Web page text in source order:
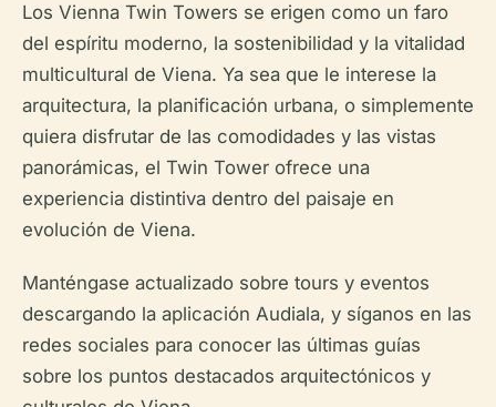
Los Vienna Twin Towers se erigen como un faro
del espíritu moderno, la sostenibilidad y la vitalidad
multicultural de Viena. Ya sea que le interese la
arquitectura, la planificación urbana, o simplemente
quiera disfrutar de las comodidades y las vistas
panorámicas, el Twin Tower ofrece una
experiencia distintiva dentro del paisaje en
evolución de Viena.
Manténgase actualizado sobre tours y eventos
descargando la aplicación Audiala, y síganos en las
redes sociales para conocer las últimas guías
sobre los puntos destacados arquitectónicos y